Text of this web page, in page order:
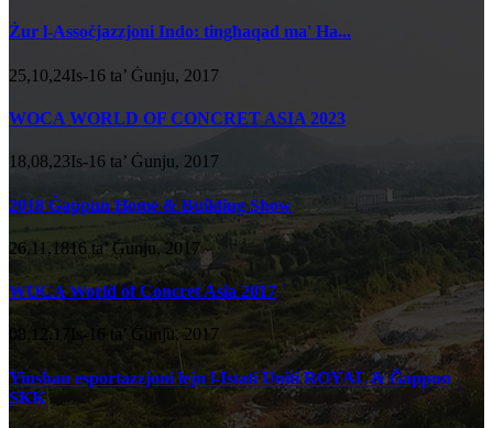
Żur l-Assoċjazzjoni Indo: tingħaqad ma' Ha...
25,10,24Is-16 ta’ Ġunju, 2017
WOCA WORLD OF CONCRET ASIA 2023
18,08,23Is-16 ta’ Ġunju, 2017
2018 Ġappun Home & Building Show
26,11,1816 ta’ Ġunju, 2017
WOCA World of Concret Asia 2017
08,12,17Is-16 ta’ Ġunju, 2017
Yinshan esportazzjoni lejn l-Istati Uniti ROYAL & Ġappun
SKK